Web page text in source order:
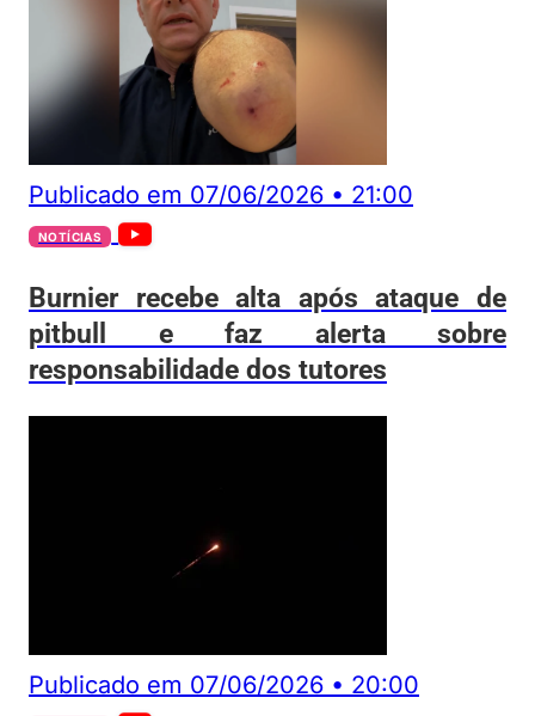
Publicado em 07/06/2026 • 21:00
NOTÍCIAS
Burnier recebe alta após ataque de
pitbull e faz alerta sobre
responsabilidade dos tutores
Publicado em 07/06/2026 • 20:00